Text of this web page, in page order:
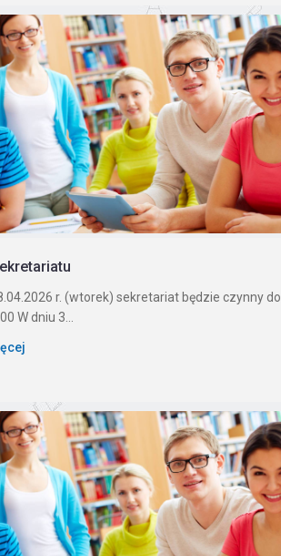
r. (wtorek) sekretariat będzie czynny do
W dniu 3...